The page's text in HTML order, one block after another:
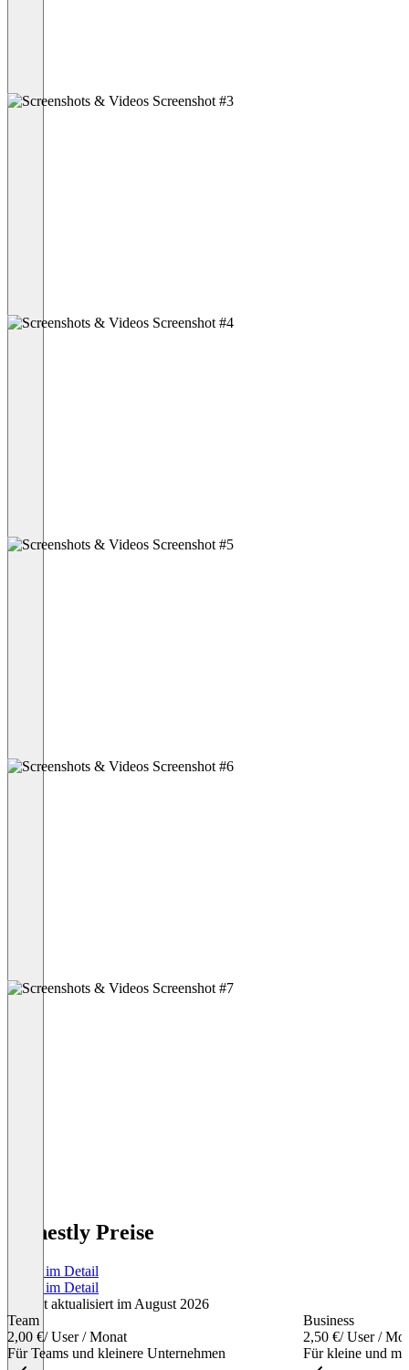
Honestly Preise
Preise im Detail
Preise im Detail
Zuletzt aktualisiert im August 2026
Team
2,00 €/ User / Monat
Für Teams und kleinere Unternehmen
Business
2,50 €/ User /
Für kleine und